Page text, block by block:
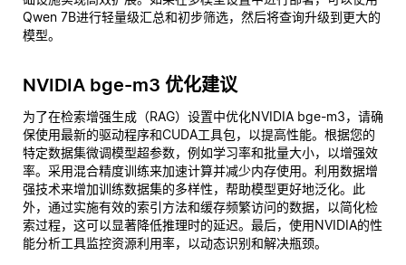
Qwen 7B进行轻量级汇总和初步筛选，然后将查询升级到更大的
模型。
NVIDIA bge-m3 优化建议
为了在检索增强生成（RAG）设置中优化NVIDIA bge-m3，请确
保使用最新的驱动程序和CUDA工具包，以提高性能。根据您的
特定数据集微调模型超参数，例如学习率和批量大小，以增强效
率。采用混合精度训练来加速计算并减少内存使用。利用数据增
强技术来增加训练数据集的多样性，帮助模型更好地泛化。此
外，通过实施有效的索引方法和缓存频繁访问的数据，以简化检
索过程，这可以显著降低推理时的延迟。最后，使用NVIDIA的性
能分析工具监控资源利用率，以动态识别和解决瓶颈。